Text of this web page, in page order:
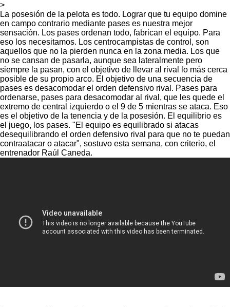
>
La posesión de la pelota es todo. Lograr que tu equipo domine
en campo contrario mediante pases es nuestra mejor
sensación. Los pases ordenan todo, fabrican el equipo. Para
eso los necesitamos. Los centrocampistas de control, son
aquellos que no la pierden nunca en la zona media. Los que
no se cansan de pasarla, aunque sea lateralmente pero
siempre la pasan, con el objetivo de llevar al rival lo más cerca
posible de su propio arco. El objetivo de una secuencia de
pases es desacomodar el orden defensivo rival. Pases para
ordenarse, pases para desacomodar al rival, que les quede el
extremo de central izquierdo o el 9 de 5 mientras se ataca. Eso
es el objetivo de la tenencia y de la posesión. El equilibrio es
el juego, los pases. "El equipo es equilibrado si atacas
desequilibrando el orden defensivo rival para que no te puedan
contraatacar o atacar", sostuvo esta semana, con criterio, el
entrenador Raúl Caneda.